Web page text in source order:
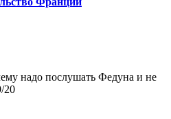
надо послушать Федуна и не
20